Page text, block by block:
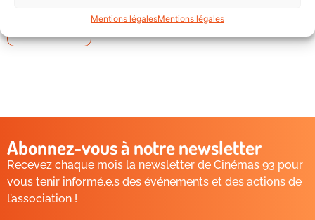
Mentions légalesMentions légales
Abonnez-vous à notre newsletter
Recevez chaque mois la newsletter de Cinémas 93 pour
vous tenir informé.e.s des événements et des actions de
l’association !